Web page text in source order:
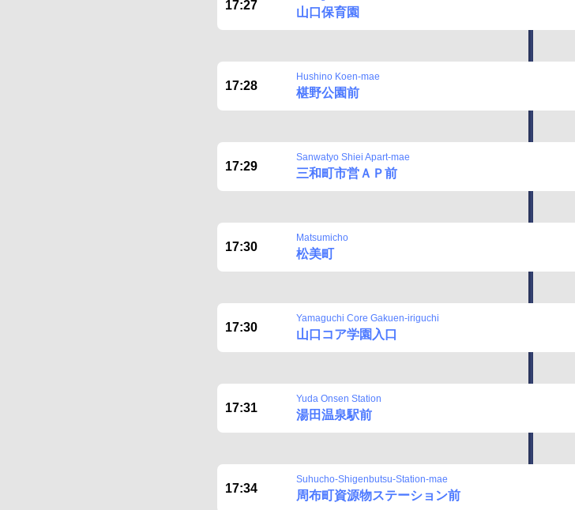
17:27
山口保育園
17:28
Hushino Koen-mae
椹野公園前
17:29
Sanwatyo Shiei Apart-mae
三和町市営ＡＰ前
17:30
Matsumicho
松美町
17:30
Yamaguchi Core Gakuen-iriguchi
山口コア学園入口
17:31
Yuda Onsen Station
湯田温泉駅前
17:34
Suhucho-Shigenbutsu-Station-mae
周布町資源物ステーション前